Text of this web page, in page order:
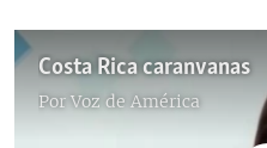
Costa Rica caranvanas
Por Voz de América